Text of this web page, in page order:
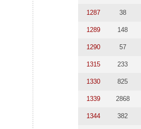
1287 38
1289 148
1290 57
1315 233
1330 825
1339 2868
1344 382